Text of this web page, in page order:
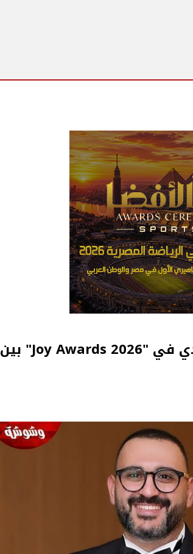
أكرم حسني: سعيد بوجودي في "Joy Awards 2026" بين